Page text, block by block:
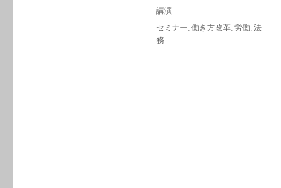
稿
カ
ゴ
講演
タ
グ
セミナー 働き方改革, 労働 法
務